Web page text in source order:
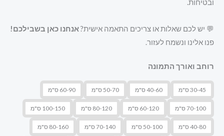
ובטיחות.
💬 יש לכם שאלות או צריכים התאמה אישית?אנחנו כאן בשבילכם!
פנו אלינו ונשמח לעזור.
רוחב ואורך התמונה
30-45 ס"מ 40-60 ס"מ 50-70 ס"מ 60-90 ס"מ
70-100 ס"מ 60-120 ס"מ 80-120 ס"מ 100-150 ס"מ
40-80 ס"מ 50-100 ס"מ 70-140 ס"מ 80-160 ס"מ